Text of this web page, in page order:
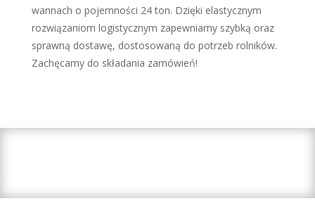
wannach o pojemności 24 ton. Dzięki elastycznym
rozwiązaniom logistycznym zapewniamy szybką oraz
sprawną dostawę, dostosowaną do potrzeb rolników.
Zachęcamy do składania zamówień!